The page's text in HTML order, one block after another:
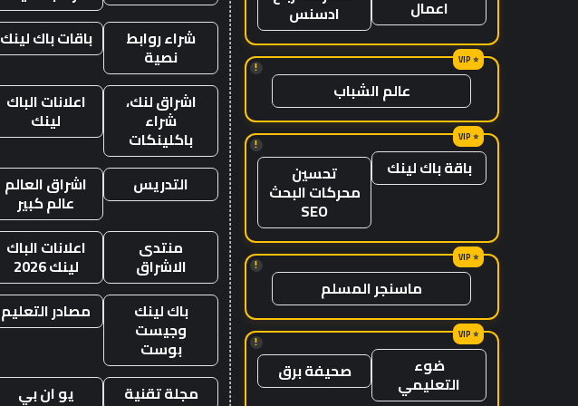
اعمال ادسنس
!
عالم الشباب
!
باقة باك لينك تحسين
محركات البحث
SEO
!
ماسنجر المسلم
!
ضوء
التعليمي صحيفة برق
شراء روابط
نصية
باقات باك لينك
اشراق لنك،
شراء
باكلينكات
اعلانات الباك
لينك
التدريس اشراق العالم
عالم كبير
منتدى
الاشراق
اعلانات الباك
لينك 2026
باك لينك
وجيست
بوست
مصادر التعليم
مجلة تقنية يو ان بي